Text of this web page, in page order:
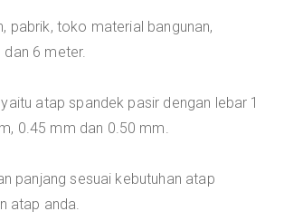
pabrik, toko material bangunan,
dan 6 meter.
atap spandek pasir dengan lebar 1
0.45 mm dan 0.50 mm.
panjang sesuai kebutuhan atap
atap anda.